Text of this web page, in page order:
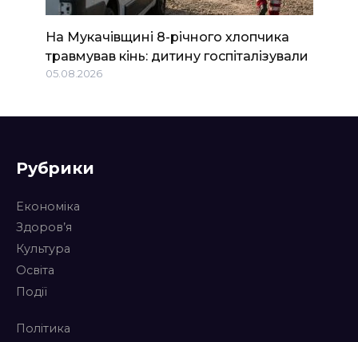
На Мукачівщині 8-річного хлопчика
травмував кінь: дитину госпіталізували
05.08.2026
Рубрики
Економіка
Здоров’я
Культура
Освіта
Події
Політика